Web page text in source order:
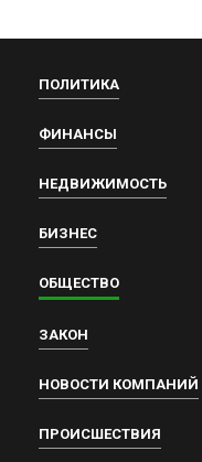
ПОЛИТИКА
ФИНАНСЫ
НЕДВИЖИМОСТЬ
БИЗНЕС
ОБЩЕСТВО
ЗАКОН
НОВОСТИ КОМПАНИЙ
ПРОИСШЕСТВИЯ